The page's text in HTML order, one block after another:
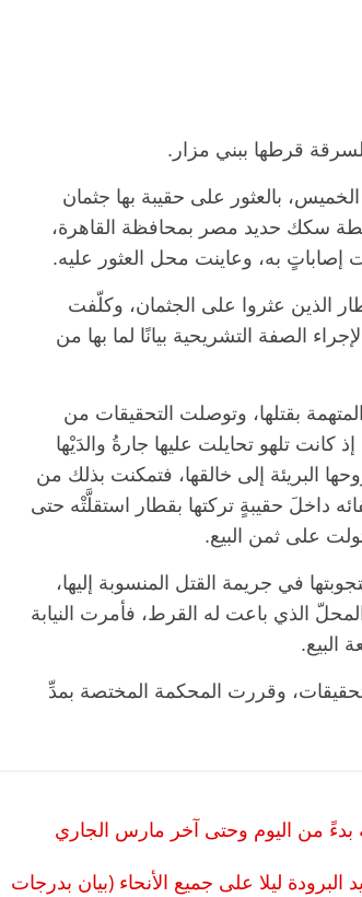
لسرقة قرطها ببني مزار.
الخميس، بالعثور على حقيبة بها جثمان
بعربة القطار بمحطة سكك حديد مصر بمحافظة القاهرة،
إصاباتٍ به، وعاينت محل العثور عليه.
الذين عثروا على الجثمان، وكلّفت
الصفة التشريحية بيانًا لما بها من
بقتلها، وتوصلت التحقيقات من
تلهو تحايلت عليها جارةُ والدَيْها
البريئة إلى خالقها، فتمكنت بذلك من
داخلَ حقيبةٍ تركتها بقطار استقلَّتْه حتى
على ثمن البيع.
في جريمة القتل المنسوبة إليها،
الذي باعت له القرط، فأمرت النيابة
البيع.
احتياطيًّا على ذمة التحقيقات، وقررت المحكمة المختصة بمدِّ
ليلا على جميع الأنحاء (بيان بدرجات